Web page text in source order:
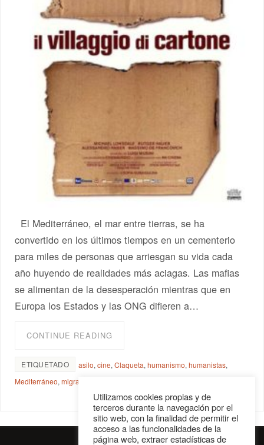
El Mediterráneo, el mar entre tierras, se ha
convertido en los últimos tiempos en un cementerio
para miles de personas que arriesgan su vida cada
año huyendo de realidades más aciagas. Las mafias
se alimentan de la desesperación mientras que en
Europa los Estados y las ONG difieren a…
CONTINUE READING
ETIQUETADO asilo,cine,Claqueta,humanismo,humanistas,
Mediterráneo,migraciones
Utilizamos cookies propias y de
terceros durante la navegación por el
sitio web, con la finalidad de permitir el
acceso a las funcionalidades de la
página web, extraer estadísticas de